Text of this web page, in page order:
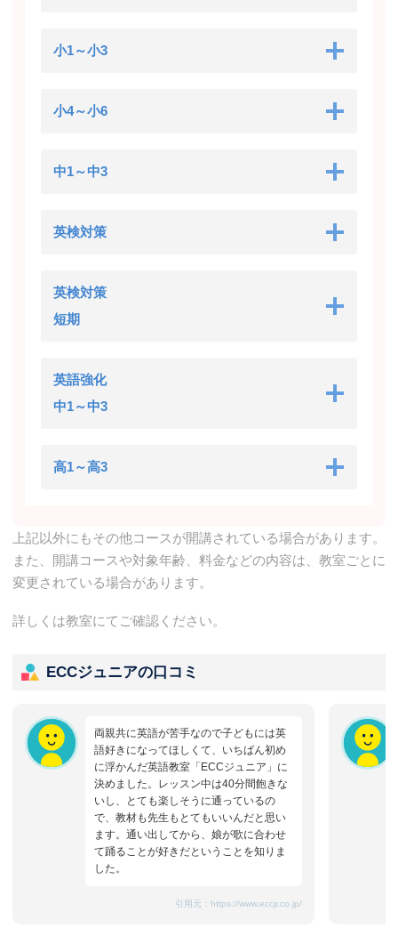
小1～小3
小4～小6
中1～中3
英検対策
英検対策
短期
英語強化
中1～中3
高1～高3
上記以外にもその他コースが開講されている場合があります。
また、開講コースや対象年齢、料金などの内容は、教室ごとに
変更されている場合があります。
詳しくは教室にてご確認ください。
ECCジュニアの口コミ
両親共に英語が苦手なので子どもには英
語好きになってほしくて、いちばん初め
に浮かんだ英語教室「ECCジュニア」に
決めました。レッスン中は40分間飽きな
いし、とても楽しそうに通っているの
で、教材も先生もとてもいいんだと思い
ます。通い出してから、娘が歌に合わせ
て踊ることが好きだということを知りま
した。
引用元： https://www.eccjr.co.jp/